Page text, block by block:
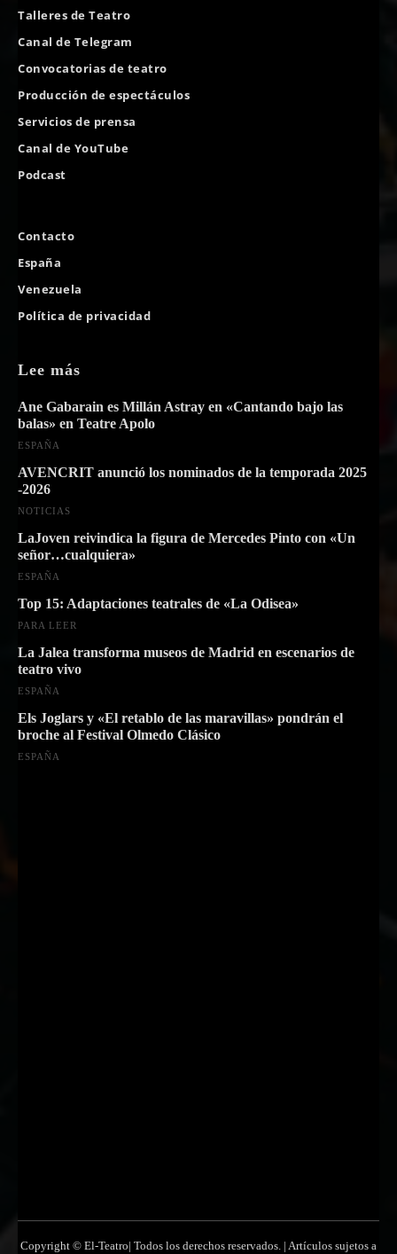
Talleres de Teatro
Canal de Telegram
Convocatorias de teatro
Producción de espectáculos
Servicios de prensa
Canal de YouTube
Podcast
Contacto
España
Venezuela
Política de privacidad
Lee más
Ane Gabarain es Millán Astray en «Cantando bajo las
balas» en Teatre Apolo
ESPAÑA
AVENCRIT anunció los nominados de la temporada 2025
-2026
NOTICIAS
LaJoven reivindica la figura de Mercedes Pinto con «Un
señor…cualquiera»
ESPAÑA
Top 15: Adaptaciones teatrales de «La Odisea»
PARA LEER
La Jalea transforma museos de Madrid en escenarios de
teatro vivo
ESPAÑA
Els Joglars y «El retablo de las maravillas» pondrán el
broche al Festival Olmedo Clásico
ESPAÑA
Copyright © El-Teatro| Todos los derechos reservados. | Artículos sujetos a